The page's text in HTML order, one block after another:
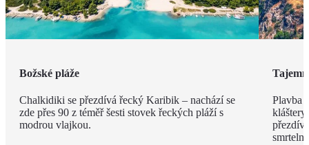
Božské pláže
Chalkidiki se přezdívá řecký Karibik – nachází se
zde přes 90 z téměř šesti stovek řeckých pláží s
modrou vlajkou.
Plavba
kláštery